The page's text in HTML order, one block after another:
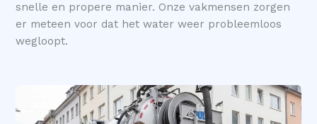
snelle en propere manier. Onze vakmensen zorgen
er meteen voor dat het water weer probleemloos
wegloopt.